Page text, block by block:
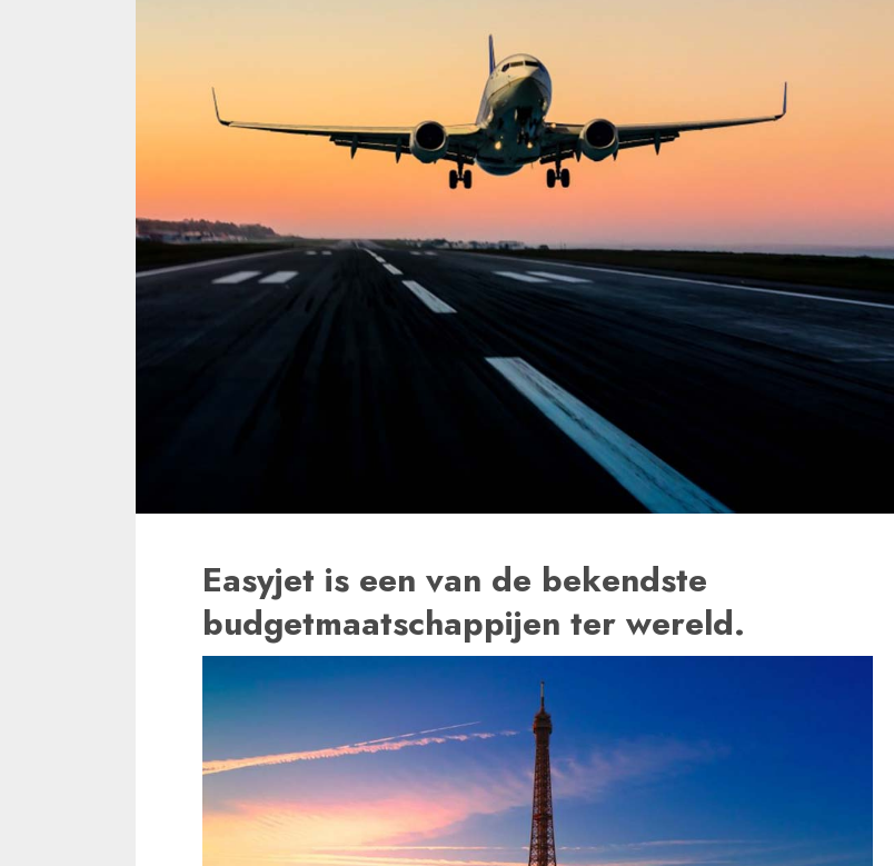
Easyjet is een van de bekendste
budgetmaatschappijen ter wereld.